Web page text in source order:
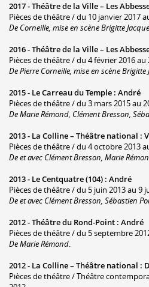
2017 -Théâtre de la Ville – Les
Pièces de théâtre / du 10 janvier 2017
De Corneille, mise en scène Brigitte
2016 -Théâtre de la Ville – Les
Pièces de théâtre / du 4 février 2016 au
De Pierre Corneille, mise en scène Brigitte
2015 - Le Carreau du Temple : André
Pièces de théâtre / du 3 mars 2015 au
De Marie Rémond, Clément Bresson,
2013 - La Colline – Théâtre national :
Pièces de théâtre / du 4 octobre 2013
De et avec Clément Bresson, Marie
2013 - Le Centquatre (104) : André
Pièces de théâtre / du 5 juin 2013 au 9
De et avec Clément Bresson, Sébastien
2012 -Théâtre du Rond-Point : André
Pièces de théâtre / du 5 septembre
De Marie Rémond.
2012 - La Colline – Théâtre national :
Pièces de théâtre / Théâtre